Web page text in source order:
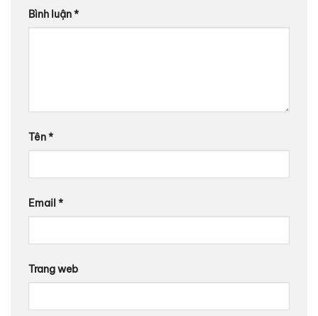
Bình luận*
Tên*
Email *
Trang web